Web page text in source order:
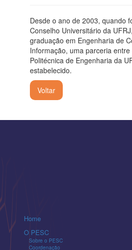
Desde o ano de 2003, quando
Conselho Universitário da
graduação em Engenharia de
Informação, uma parceria entre
Politécnica de Engenharia da
estabelecido.
Voltar
Home
O PESC
Sobre o PESC
Coordenação